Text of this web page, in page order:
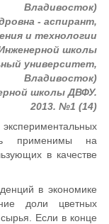
Владивосток)
- аспирант,
и технологии
школы
университет,
Владивосток)
школы ДВФУ.
2013. №1 (14)
применимы на
в качестве
в экономике
доли цветных
Если в конце